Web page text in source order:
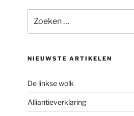
naar:
NIEUWSTE ARTIKELEN
De linkse wolk
Alliantieverklaring